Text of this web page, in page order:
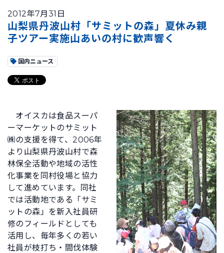
2012年7月31日
山梨県丹波山村「サミットの森」夏休み親
子ツアー実施山あいの村に歓声響く
国内ニュース
オイスカは食品スーパ
ーマーケットのサミット
㈱の支援を得て、2006年
より山梨県丹波山村で森
林保全活動や地域の活性
化事業を同村役場と協力
して進めています。同社
では活動地である「サミ
ットの森」を新入社員研
修のフィールドとしても
活用し、毎年多くの若い
社員が枝打ち・間伐体験